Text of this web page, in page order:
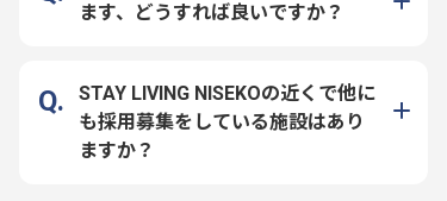
ます、どうすれば良いですか？
STAY LIVING NISEKOの近くで他に
も採用募集をしている施設はあり
ますか？